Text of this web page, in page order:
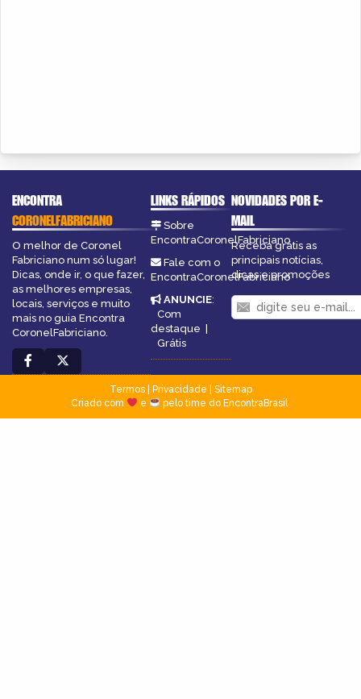
ENCONTRA
CORONELFABRICIANO
O melhor de Coronel
Fabriciano num só lugar!
Dicas, onde ir, o que fazer,
as melhores empresas,
locais, serviços e muito
mais no guia Encontra
CoronelFabriciano.
LINKS RÁPIDOS
Sobre
EncontraCoronelFabriciano
Fale com o
EncontraCoronelFabriciano
ANUNCIE:
Com
destaque |
Grátis
NOVIDADES POR E-
MAIL
Receba grátis as
principais notícias,
dicas e promoções
Termos| Privacidade
Sitemap
Criado com
e pelo time do EncontraBrasil